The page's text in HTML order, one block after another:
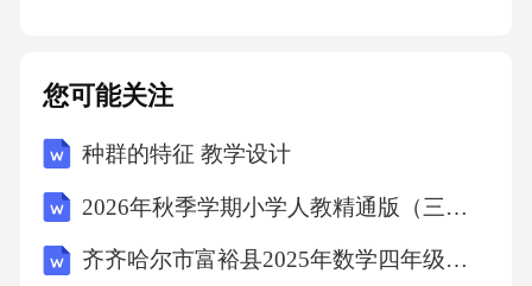
4.双方均具备履行本协议的合法资质和能力，并
法规。
您可能关注
种群的特征 教学设计
2026年秋季学期小学人教精通版（三起）（新教材） 英语六年级上册教学计划含教学进度表
齐齐哈尔市富裕县2025年数学四年级下学期期末学业质量监测试题（含答案解析）